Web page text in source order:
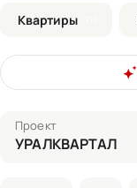
Квартиры
Проект
УРАЛКВАРТАЛ